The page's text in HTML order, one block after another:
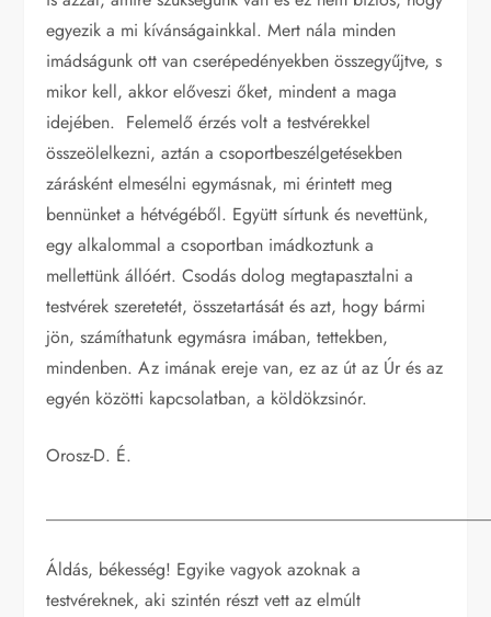
egyezik a mi kívánságainkkal. Mert nála minden
imádságunk ott van cserépedényekben összegyűjtve, s
mikor kell, akkor előveszi őket, mindent a maga
idejében. Felemelő érzés volt a testvérekkel
összeölelkezni, aztán a csoportbeszélgetésekben
zárásként elmesélni egymásnak, mi érintett meg
bennünket a hétvégéből. Együtt sírtunk és nevettünk,
egy alkalommal a csoportban imádkoztunk a
mellettünk állóért. Csodás dolog megtapasztalni a
testvérek szeretetét, összetartását és azt, hogy bármi
jön, számíthatunk egymásra imában, tettekben,
mindenben. Az imának ereje van, ez az út az Úr és az
egyén közötti kapcsolatban, a köldökzsinór.
Orosz-D. É.
Áldás, békesség! Egyike vagyok azoknak a
testvéreknek, aki szintén részt vett az elmúlt